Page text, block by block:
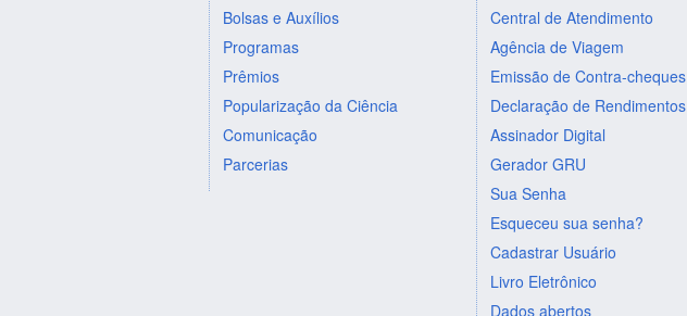
Bolsas e Auxílios
Programas
Prêmios
Popularização da Ciência
Comunicação
Parcerias
Central de Atendimento
Agência de Viagem
Emissão de Contra-cheques
Declaração de Rendimentos
Assinador Digital
Gerador GRU
Sua Senha
Esqueceu sua senha?
Cadastrar Usuário
Livro Eletrônico
Dados abertos